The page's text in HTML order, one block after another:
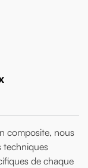
composite, nous
techniques
de chaque